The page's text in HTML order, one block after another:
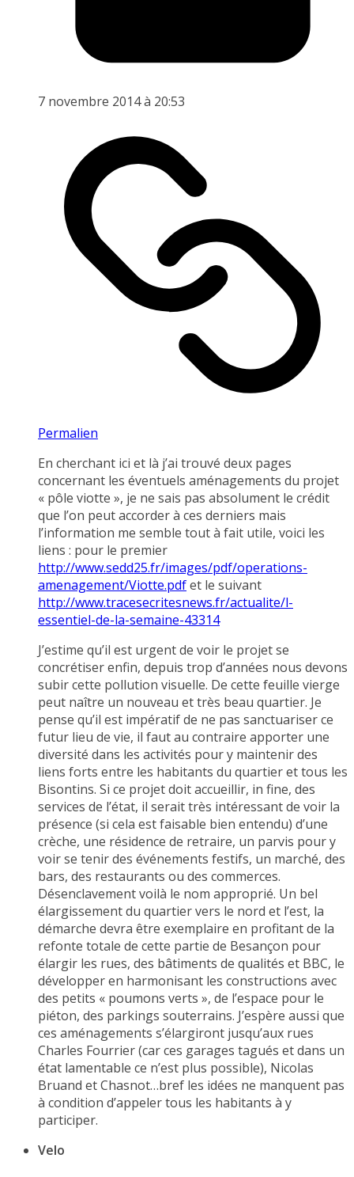
7 novembre 2014 à 20:53
Permalien
En cherchant ici et là j’ai trouvé deux pages
concernant les éventuels aménagements du projet
« pôle viotte », je ne sais pas absolument le crédit
que l’on peut accorder à ces derniers mais
l’information me semble tout à fait utile, voici les
liens : pour le premier
http://www.sedd25.fr/images/pdf/operations-
amenagement/Viotte.pdfet le suivant
http://www.tracesecritesnews.fr/actualite/l-
essentiel-de-la-semaine-43314
J’estime qu’il est urgent de voir le projet se
concrétiser enfin, depuis trop d’années nous devons
subir cette pollution visuelle. De cette feuille vierge
peut naître un nouveau et très beau quartier. Je
pense qu’il est impératif de ne pas sanctuariser ce
futur lieu de vie, il faut au contraire apporter une
diversité dans les activités pour y maintenir des
liens forts entre les habitants du quartier et tous les
Bisontins. Si ce projet doit accueillir, in fine, des
services de l’état, il serait très intéressant de voir la
présence (si cela est faisable bien entendu) d’une
crèche, une résidence de retraire, un parvis pour y
voir se tenir des événements festifs, un marché, des
bars, des restaurants ou des commerces.
Désenclavement voilà le nom approprié. Un bel
élargissement du quartier vers le nord et l’est, la
démarche devra être exemplaire en profitant de la
refonte totale de cette partie de Besançon pour
élargir les rues, des bâtiments de qualités et BBC, le
développer en harmonisant les constructions avec
des petits « poumons verts », de l’espace pour le
piéton, des parkings souterrains. J’espère aussi que
ces aménagements s’élargiront jusqu’aux rues
Charles Fourrier (car ces garages tagués et dans un
état lamentable ce n’est plus possible), Nicolas
Bruand et Chasnot…bref les idées ne manquent pas
à condition d’appeler tous les habitants à y
participer.
Velo